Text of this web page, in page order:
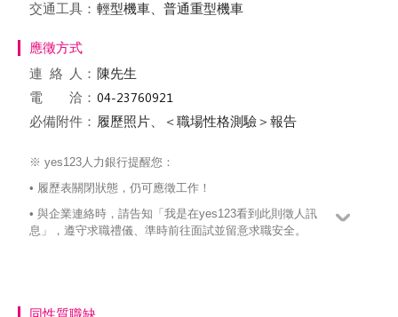
交通工具： 輕型機車、普通重型機車
應徵方式
連絡
人： 陳先生
電 洽：
必備附件： 履歷照片、＜職場性格測驗＞報告
※ yes123人力銀行提醒您：
• 履歷表關閉狀態，仍可應徵工作！
• 與企業連絡時，請告知「我是在yes123看到此則徵人訊
息」，遵守求職禮儀、準時前往面試並留意求職安全。
同性質職缺